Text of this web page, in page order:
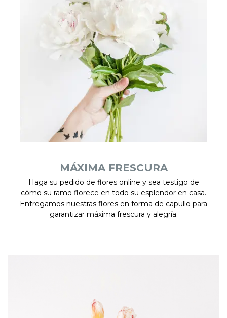
MÁXIMA FRESCURA
Haga su pedido de flores online y sea testigo de
cómo su ramo florece en todo su esplendor en casa.
Entregamos nuestras flores en forma de capullo para
garantizar máxima frescura y alegría.